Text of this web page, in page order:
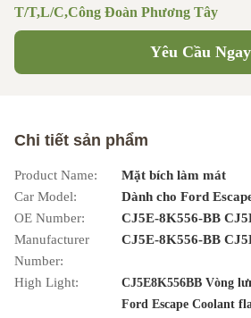
T/T,L/C,Công Đoàn Phương Tây
Yêu Cầu Ngay
Chi tiết sản phẩm
Product Name:
Mặt bích làm mát
Car Model:
Dành cho Ford
OE Number:
CJ5E-8K556-BB
Manufacturer
Number:
CJ5E-8K556-BB
High Light: CJ5E8K556BB Vòng
Ford Escape Coolant